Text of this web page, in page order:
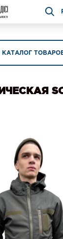
КАТАЛОГ